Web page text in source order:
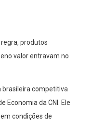
produtos
valor entravam no
brasileira competitiva
Economia da CNI. Ele
condições de